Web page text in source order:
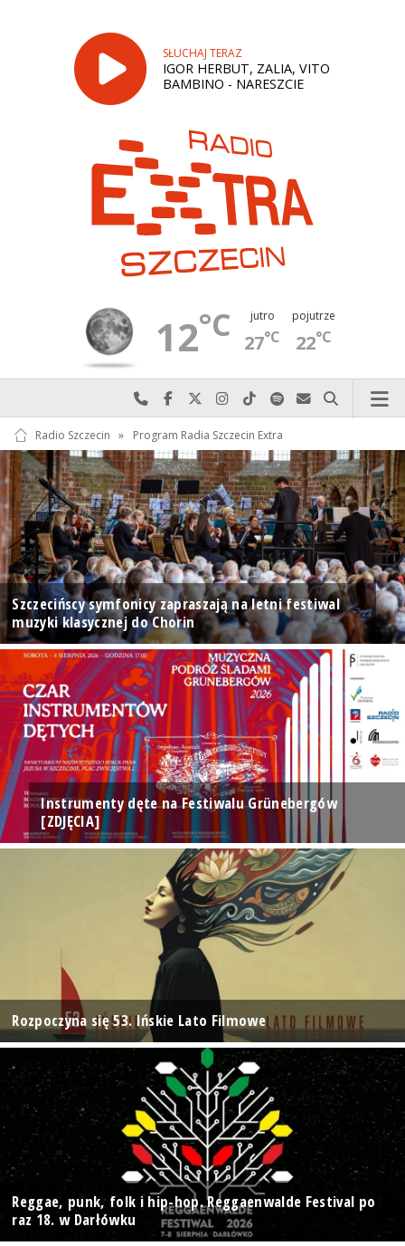
SŁUCHAJ TERAZ
IGOR HERBUT, ZALIA, VITO
BAMBINO - NARESZCIE
12°C jutro
27°C
pojutrze
22°C
Najlepiej po prostu do nas zadzwoń
Odwiedź nas na Facebook-u
Odwiedź nas na X
Odwiedź nas na Instagram-ie
Odwiedź nas na TikTok-u
Szukaj nas na Spotify
Wyślij do nas
Szukaj
Radio Szczecin » Program Radia Szczecin Extra
Szczecińscy symfonicy zapraszają na letni festiwal
muzyki klasycznej do Chorin
Instrumenty dęte na Festiwalu Grünebergów
[ZDJĘCIA]
Rozpoczyna się 53. Ińskie Lato Filmowe
Reggae, punk, folk i hip-hop. Reggaenwalde Festival po
raz 18. w Darłówku